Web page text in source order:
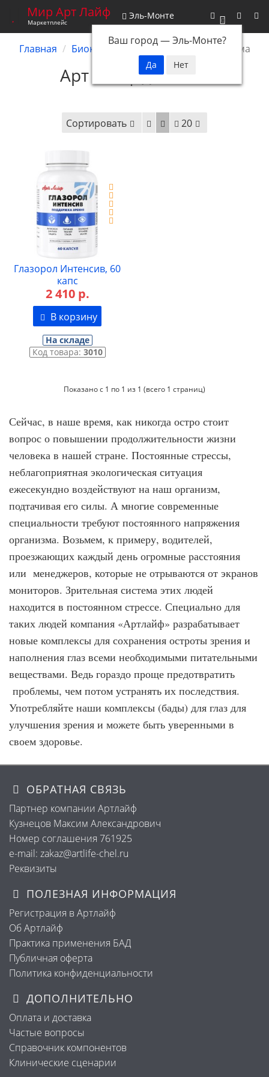
0
Мир Арт Лайф
Маркетплейс
Эль-Монте
Ваш город —Эль-Монте?
Главная Биокомплексы Зрительная система
Арт Лайф для глаз
Сортировать 20
Глазорол Интенсив, 60
капс
2 410 р.
В корзину
На складе
Код товара: 3010
Показано с 1 по 1 из 1 (всего 1 страниц)
Сейчас, в наше время, как никогда остро стоит
вопрос о повышении продолжительности жизни
человека в нашей стране. Постоянные стрессы,
неблагоприятная экологическая ситуация
ежесекундно воздействуют на наш организм,
подтачивая его силы. А многие современные
специальности требуют постоянного напряжения
организма. Возьмем, к примеру, водителей,
проезжающих каждый день огромные расстояния
или менеджеров, которые не отрываются от экранов
мониторов. Зрительная система этих людей
находится в постоянном стрессе. Специально для
таких людей компания «Артлайф» разрабатывает
новые комплексы для сохранения остроты зрения и
наполнения глаз всеми необходимыми питательными
веществами. Ведь гораздо проще предотвратить
проблемы, чем потом устранять их последствия.
Употребляйте наши комплексы (бады) для глаз для
улучшения зрения и можете быть уверенными в
своем здоровье.
ОБРАТНАЯ СВЯЗЬ
Партнер компании Артлайф
Кузнецов Максим Александрович
Номер соглашения 761925
e-mail: zakaz@artlife-chel.ru
Реквизиты
ПОЛЕЗНАЯ ИНФОРМАЦИЯ
Регистрация в Артлайф
Об Артлайф
Практика применения БАД
Публичная оферта
Политика конфиденциальности
ДОПОЛНИТЕЛЬНО
Оплата и доставка
Частые вопросы
Справочник компонентов
Клинические сценарии